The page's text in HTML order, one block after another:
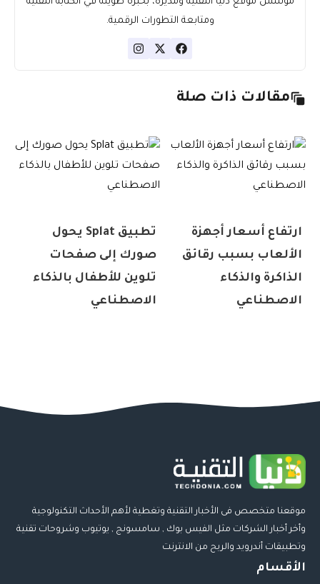
ومتابعة التطورات الرقمية.
مقالات ذات صلة
ارتفاع أسعار أجهزة
الألعاب بسبب رقائق
الذاكرة والذكاء
الاصطناعي
تطبيق Splat يحول
صورك إلى صفحات
تلوين للأطفال بالذكاء
الاصطناعي
موقعنا متخصص فى الأخبار التقنية وتغطية لأهم الأحداث التكنولوجية
وأخر أخبار الشركات مثل الفيس بوك , سامسونج , يوتيوب وشروحات تقنية
وتطبيقات أندرويد والربح من الانترنت
الأقسام